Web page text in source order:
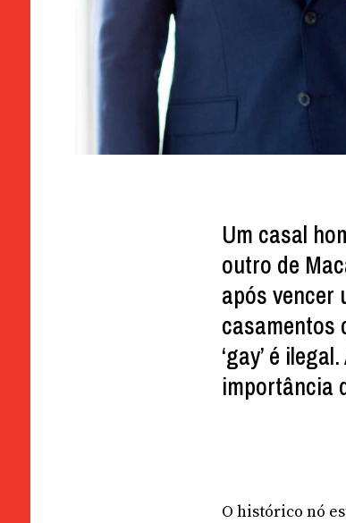
Um casal
outro de
após vencer
casamentos
‘gay’ é
importância
O histórico nó